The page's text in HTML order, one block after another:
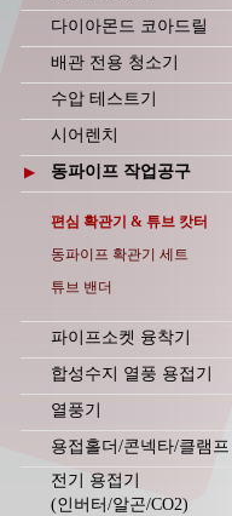
다이아몬드 코아드릴
배관 전용 청소기
수압 테스트기
시어렌치
▶ 동파이프 작업공구
편심 확관기 & 튜브 캇터
동파이프 확관기 세트
튜브 밴더
파이프소켓 융착기
합성수지 열풍 용접기
열풍기
용접홀더/콘넥타/클램프
전기 용접기
(인버터/알곤/CO2)